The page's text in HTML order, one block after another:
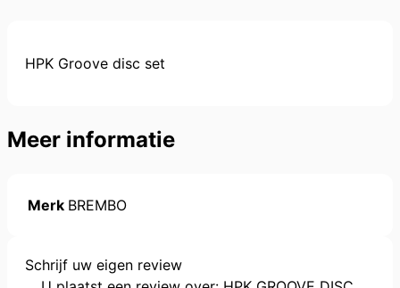
HPK Groove disc set
Meer informatie
Merk BREMBO
Schrijf uw eigen review